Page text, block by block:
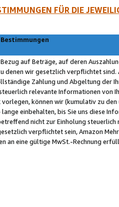
FÜR DIE
auf Beträge, auf deren
denen wir gesetzlich verpflichtet
Zahlung und Abgeltung der
relevante Informationen von
können wir (kumulativ zu
einbehalten, bis Sie uns diese
nicht zur Einholung
verpflichtet sein, Amazon
an eine gültige MwSt.-Rechnung